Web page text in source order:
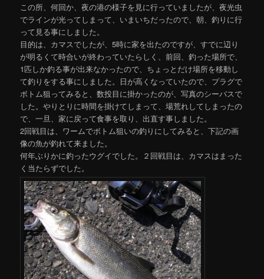
この所、何回か、夜の港の様子を見に行っていましたが、夜光虫
でラインが光ってしまって、いまいちだったので、朝、釣りに行
って見る事にしました。
目的は、カマスでしたが、5時に家を出たのですが、すでに辺り
が明るくて時合いが終わっていたらしく、前回、釣った場所で、
1匹しか釣る事が出来なかったので、ちょっとだけ場所を移動し
て釣りをする事にしました。日が高くなっていたので、プラグで
ボトム狙ってみると、数投目に掛かったのが、写真のシーバスで
した。やりとりに時間を掛けてしまって、場荒れしてしまったの
で、一旦、家に戻って食事を取り、出直す事しました。
2回戦目は、ワームでボトム狙いの釣りにしてみると、下記の画
像の魚が釣れて来ました。
何年ぶりかに釣ったウグイでした。２回戦目は、カマスはまった
く当たらずでした。